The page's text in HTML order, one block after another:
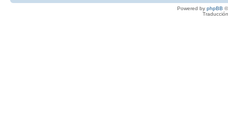
Powered by phpBB